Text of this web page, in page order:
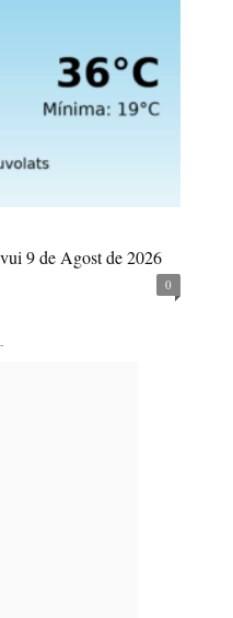
9 de Agost de 2026
0